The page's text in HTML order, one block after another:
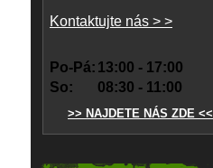
Kontaktujte nás > >
Po-Pá: 13:00 - 17:00
So:
08:30 - 11:00
>> NAJDETE NÁS ZDE <<